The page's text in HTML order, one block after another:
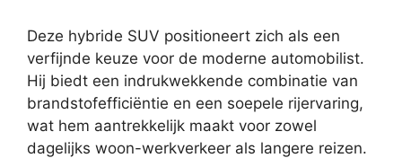
Deze hybride SUV positioneert zich als een
verfijnde keuze voor de moderne automobilist.
Hij biedt een indrukwekkende combinatie van
brandstofefficiëntie en een soepele rijervaring,
wat hem aantrekkelijk maakt voor zowel
dagelijks woon-werkverkeer als langere reizen.